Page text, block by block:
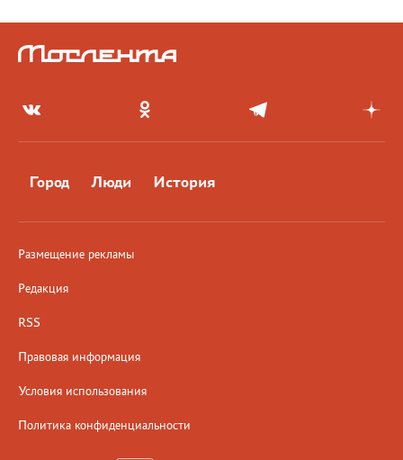
Город Люди История
Размещение рекламы
Редакция
RSS
Правовая информация
Условия использования
Политика конфиденциальности